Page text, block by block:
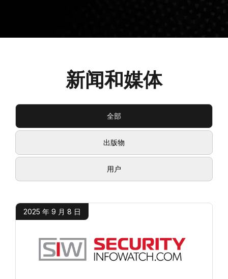
新闻和媒体
全部
出版物
用户
2025 年 9 月 8 日